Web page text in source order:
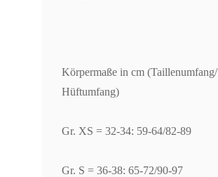
Körpermaße in cm (Taillenumfang/
Hüftumfang)
Gr. XS = 32-34: 59-64/82-89
Gr. S = 36-38: 65-72/90-97